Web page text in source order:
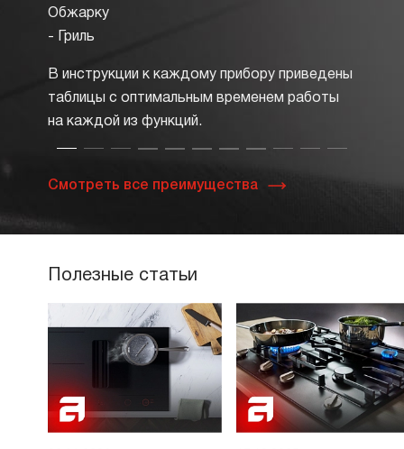
Обжарку
- Гриль
В инструкции к каждому прибору приведены
таблицы с оптимальным временем работы
на каждой из функций.
Смотреть все преимущества
Полезные статьи